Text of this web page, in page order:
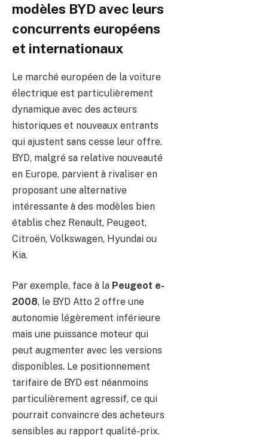
modèles BYD avec leurs
concurrents européens
et internationaux
Le marché européen de la voiture
électrique est particulièrement
dynamique avec des acteurs
historiques et nouveaux entrants
qui ajustent sans cesse leur offre.
BYD, malgré sa relative nouveauté
en Europe, parvient à rivaliser en
proposant une alternative
intéressante à des modèles bien
établis chez Renault, Peugeot,
Citroën, Volkswagen, Hyundai ou
Kia.
Par exemple, face à la Peugeot e-
2008, le BYD Atto 2 offre une
autonomie légèrement inférieure
mais une puissance moteur qui
peut augmenter avec les versions
disponibles. Le positionnement
tarifaire de BYD est néanmoins
particulièrement agressif, ce qui
pourrait convaincre des acheteurs
sensibles au rapport qualité-prix.